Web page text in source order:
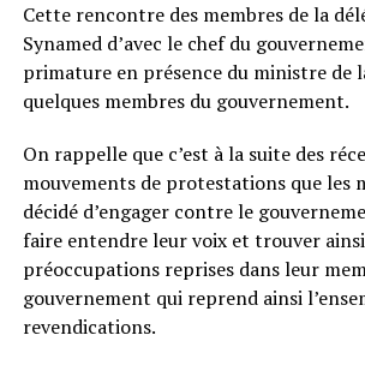
Cette rencontre des membres de la
Synamed d’avec le chef du
primature en présence du ministre de
quelques membres du gouvernement.
On rappelle que c’est à la suite des
mouvements de protestations que les
décidé d’engager contre le
faire entendre leur voix et trouver
préoccupations reprises dans leur
gouvernement qui reprend ainsi
revendications.